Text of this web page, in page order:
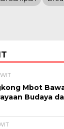
Mbot
Budaya